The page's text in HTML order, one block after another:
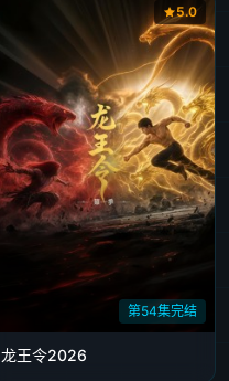
第54集完结
5.0
龙王令2026